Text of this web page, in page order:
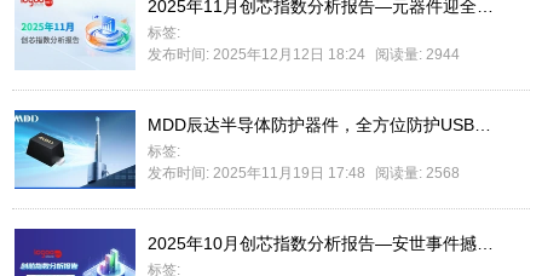
标签:
发布时间: 2025年12月12日 18:24
阅读量: 2944
标签:
发布时间: 2025年11月19日 17:48
阅读量: 2568
标签: